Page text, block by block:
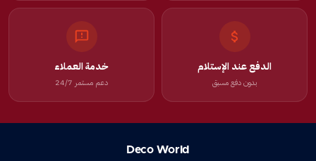
الدفع عند الإستلام
بدون دفع مسبق
خدمة العملاء
دعم مستمر 24/7
Deco World